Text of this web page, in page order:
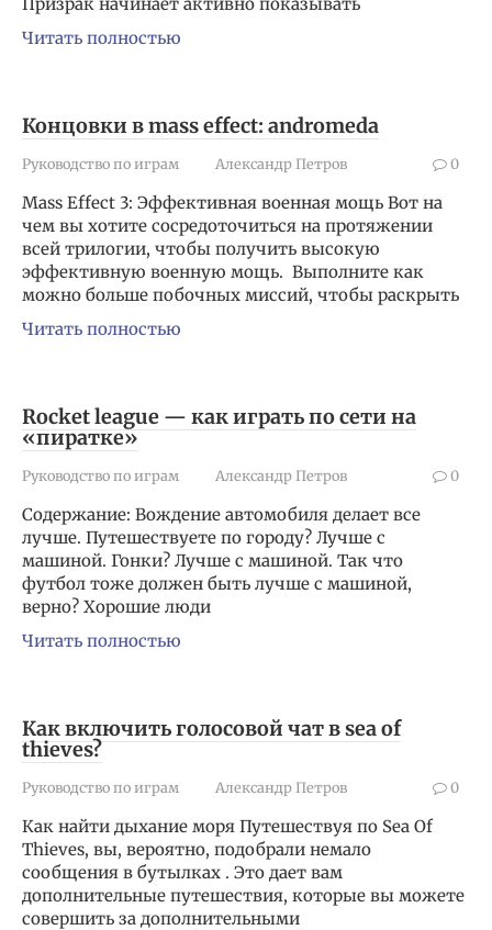
Читать полностью
Концовки в mass effect: andromeda
Руководство по играм Александр Петров 0
Mass Effect 3: Эффективная военная мощь Вот на
чем вы хотите сосредоточиться на протяжении
всей трилогии, чтобы получить высокую
эффективную военную мощь. Выполните как
можно больше побочных миссий, чтобы раскрыть
Читать полностью
Rocket league — как играть по сети на
«пиратке»
Руководство по играм Александр Петров 0
Содержание: Вождение автомобиля делает все
лучше. Путешествуете по городу? Лучше с
машиной. Гонки? Лучше с машиной. Так что
футбол тоже должен быть лучше с машиной,
верно? Хорошие люди
Читать полностью
Как включить голосовой чат в sea of
thieves?
Руководство по играм Александр Петров 0
Как найти дыхание моря Путешествуя по Sea Of
Thieves, вы, вероятно, подобрали немало
сообщения в бутылках . Это дает вам
дополнительные путешествия, которые вы можете
совершить за дополнительными